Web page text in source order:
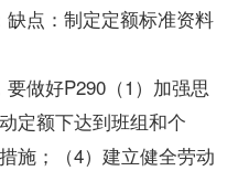
点：制定定额标准资料
做好P290（1）加强思
定额下达到班组和个
施；（4）建立健全劳动